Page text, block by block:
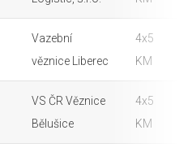
Vazební
věznice Liberec
4x5
KM
VS ČR Věznice
Bělušice
4x5
KM